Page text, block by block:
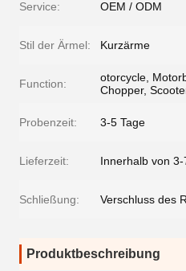
Service: OEM / ODM
Stil der Ärmel: Kurzärme
Function:
otorcycle,
Chopper,
Probenzeit: 3-5 Tage
Lieferzeit: Innerhalb von
Schließung: Verschluss des
Produktbeschreibung